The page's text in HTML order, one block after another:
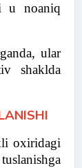
u noaniq
ular
shaklda
oxiridagi